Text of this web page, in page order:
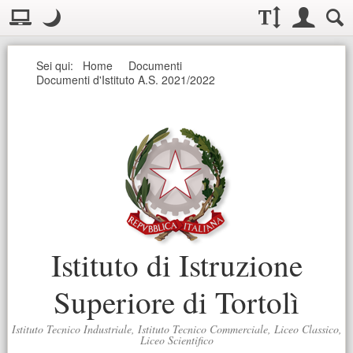
Visualizzazione:
Layout normale. Passa alla modalità desktop
Modo notte
Modo notte: questa modalità imposta un basso contrasto.
Casella
Dimensioni testo:
Accesso
Seguici
Sei qui: Home
Documenti
Documenti d'Istituto A.S. 2021/2022
Istituto di Istruzione
Superiore di Tortolì
Istituto Tecnico Industriale, Istituto Tecnico Commerciale, Liceo Classico,
Liceo Scientifico